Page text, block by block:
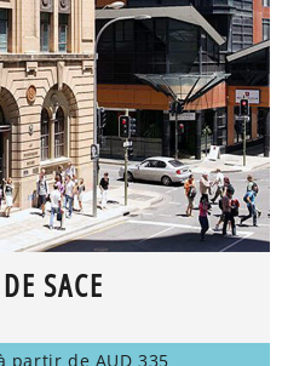
SACE
partir de AUD 335